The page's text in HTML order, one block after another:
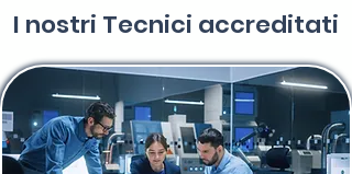
I nostri Tecnici accreditati